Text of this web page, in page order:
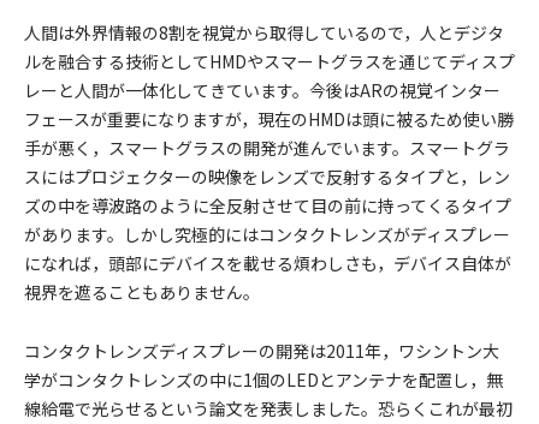
人間は外界情報の8割を視覚から取得しているので，人とデジタ
ルを融合する技術としてHMDやスマートグラスを通じてディスプ
レーと人間が一体化してきています。今後はARの視覚インター
フェースが重要になりますが，現在のHMDは頭に被るため使い勝
手が悪く，スマートグラスの開発が進んでいます。スマートグラ
スにはプロジェクターの映像をレンズで反射するタイプと，レン
ズの中を導波路のように全反射させて目の前に持ってくるタイプ
があります。しかし究極的にはコンタクトレンズがディスプレー
になれば，頭部にデバイスを載せる煩わしさも，デバイス自体が
視界を遮ることもありません。
コンタクトレンズディスプレーの開発は2011年，ワシントン大
学がコンタクトレンズの中に1個のLEDとアンテナを配置し，無
線給電で光らせるという論文を発表しました。恐らくこれが最初